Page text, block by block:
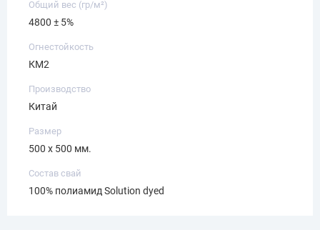
Общий вес (гр/м²)
4800 ± 5%
Огнестойкость
КМ2
Производство
Китай
Размер
500 х 500 мм.
Состав свай
100% полиамид Solution dyed